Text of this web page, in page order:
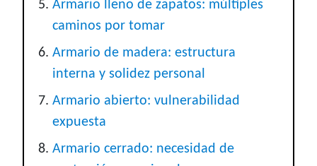
Armario lleno de zapatos: múltiples
caminos por tomar
Armario de madera: estructura
interna y solidez personal
Armario abierto: vulnerabilidad
expuesta
Armario cerrado: necesidad de